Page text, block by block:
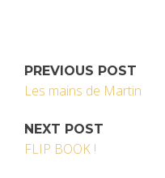
PREVIOUS POST
Les mains de Martin
NEXT POST
FLIP BOOK !